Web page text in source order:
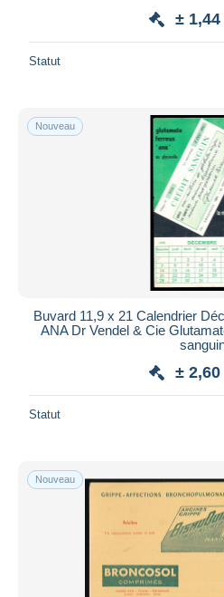
Monde entier
± 1,44
Statut
Nouveau
Buvard 11,9 x 21 Calendrier
ANA Dr Vendel & Cie
± 2,60
Statut
Nouveau